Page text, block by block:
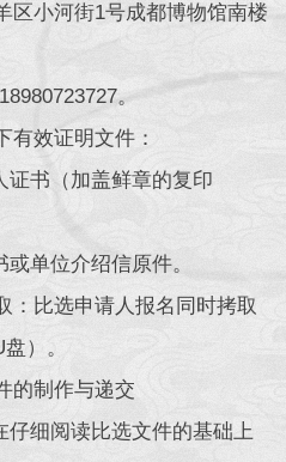
小河街1号成都博物馆南楼
。
效证明文件：
书（加盖鲜章的复印
单位介绍信原件。
比选申请人报名同时拷取
）。
制作与递交
细阅读比选文件的基础上